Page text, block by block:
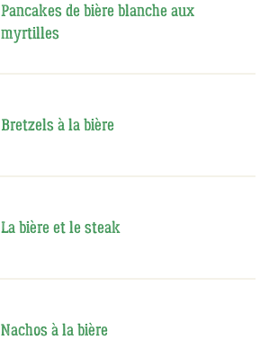
Pancakes de bière blanche aux
myrtilles
Bretzels à la bière
La bière et le steak
Nachos à la bière